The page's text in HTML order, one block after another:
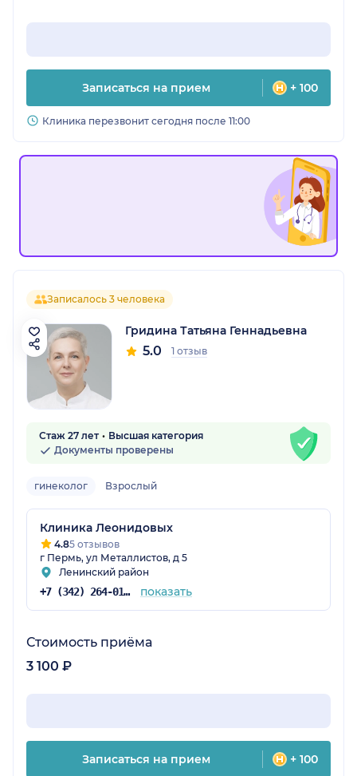
Записаться на прием + 100
Клиника перезвонит сегодня после 11:00
Записалось 3 человека
Гридина Татьяна Геннадьевна
5.0 1 отзыв
Стаж 27 лет
Высшая категория
Документы проверены
гинеколог Взрослый
Клиника Леонидовых
4.85 отзывов
г Пермь, ул Металлистов, д 5
Ленинский район
+7 (342) 264-01-53 показать
Стоимость приёма
3 100 ₽
Записаться на прием + 100